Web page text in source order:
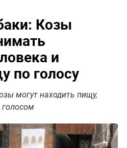
Козы
и
по голосу
могут находить пищу,
голосом